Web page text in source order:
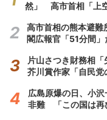
然」 高市首相「上
高市首相の熊本避
閣広報官「51分間」
片山さつき財務相
芥川賞作家「自民党
広島原爆の日、小
非難 「この国は再